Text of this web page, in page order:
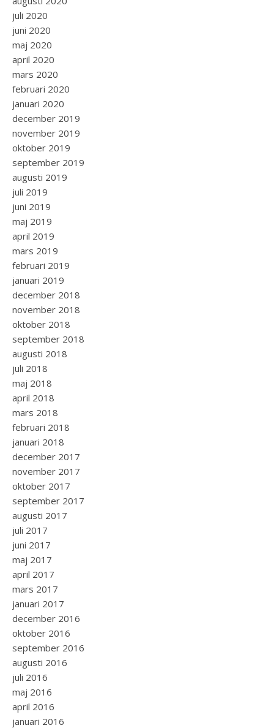
juli 2020
juni 2020
maj 2020
april 2020
mars 2020
februari 2020
januari 2020
december 2019
november 2019
oktober 2019
september 2019
augusti 2019
juli 2019
juni 2019
maj 2019
april 2019
mars 2019
februari 2019
januari 2019
december 2018
november 2018
oktober 2018
september 2018
augusti 2018
juli 2018
maj 2018
april 2018
mars 2018
februari 2018
januari 2018
december 2017
november 2017
oktober 2017
september 2017
augusti 2017
juli 2017
juni 2017
maj 2017
april 2017
mars 2017
januari 2017
december 2016
oktober 2016
september 2016
augusti 2016
juli 2016
maj 2016
april 2016
januari 2016